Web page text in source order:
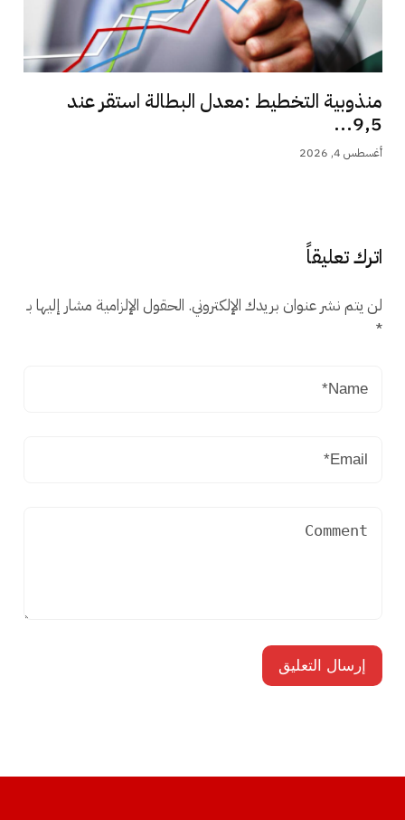
منذوبية التخطيط :معدل البطالة استقر عند
9,5...
أغسطس 4, 2026
اترك تعليقاً
لن يتم نشر عنوان بريدك الإلكتروني. الحقول الإلزامية مشار إليها بـ
*